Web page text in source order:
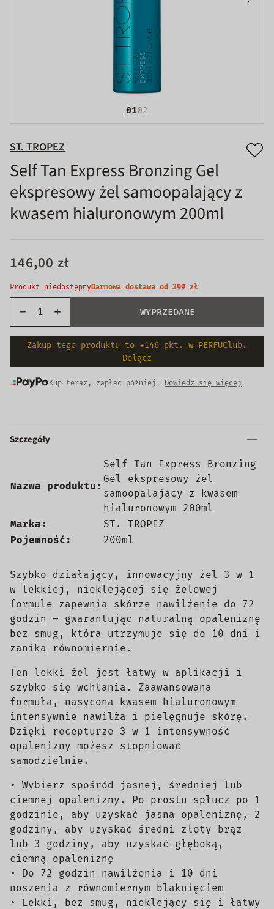
0102
ST. TROPEZ
Self Tan Express Bronzing Gel
ekspresowy żel samoopalający z
kwasem hialuronowym 200ml
146,00 zł
Produkt niedostępnyDarmowa dostawa od 399 zł
WYPRZEDANE
Zakup tego produktu to +146 pkt. w PERFUClub.
Dołącz
Kup teraz, zapłać później! Dowiedz się więcej
Szczegóły
Nazwa produktu:
Self Tan Express Bronzing
Gel ekspresowy żel
samoopalający z kwasem
hialuronowym 200ml
Marka:
ST. TROPEZ
Pojemność:
200ml
Szybko działający, innowacyjny żel 3 w 1
w lekkiej, nieklejącej się żelowej
formule zapewnia skórze nawilżenie do 72
godzin – gwarantując naturalną opaleniznę
bez smug, która utrzymuje się do 10 dni i
zanika równomiernie.
Ten lekki żel jest łatwy w aplikacji i
szybko się wchłania. Zaawansowana
formuła, nasycona kwasem hialuronowym
intensywnie nawilża i pielęgnuje skórę.
Dzięki recepturze 3 w 1 intensywność
opalenizny możesz stopniować
samodzielnie.
• Wybierz spośród jasnej, średniej lub
ciemnej opalenizny. Po prostu spłucz po 1
godzinie, aby uzyskać jasną opaleniznę, 2
godziny, aby uzyskać średni złoty brąz
lub 3 godziny, aby uzyskać głęboką,
ciemną opaleniznę
• Do 72 godzin nawilżenia i 10 dni
noszenia z równomiernym blaknięciem
• Lekki, bez smug, nieklejący się i łatwy